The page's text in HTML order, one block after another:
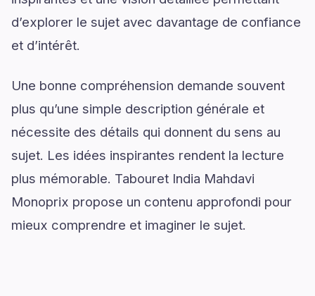
d’explorer le sujet avec davantage de confiance
et d’intérêt.
Une bonne compréhension demande souvent
plus qu’une simple description générale et
nécessite des détails qui donnent du sens au
sujet. Les idées inspirantes rendent la lecture
plus mémorable. Tabouret India Mahdavi
Monoprix propose un contenu approfondi pour
mieux comprendre et imaginer le sujet.